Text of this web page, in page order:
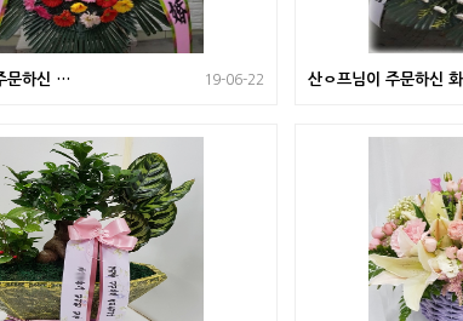
문하신 화
19-06-22 산ㅇ프님이 주문하신